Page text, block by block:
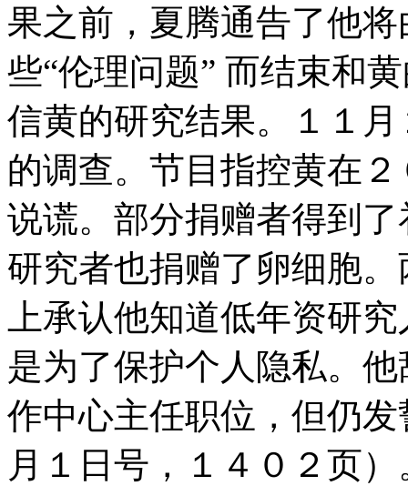
果之前，夏腾通告了他
些“伦理问题” 而结束和
信黄的研究结果。１１
的调查。节目指控黄在
说谎。部分捐赠者得到
研究者也捐赠了卵细胞
上承认他知道低年资研
是为了保护个人隐私。
作中心主任职位，但仍
月１日号，１４０２页）